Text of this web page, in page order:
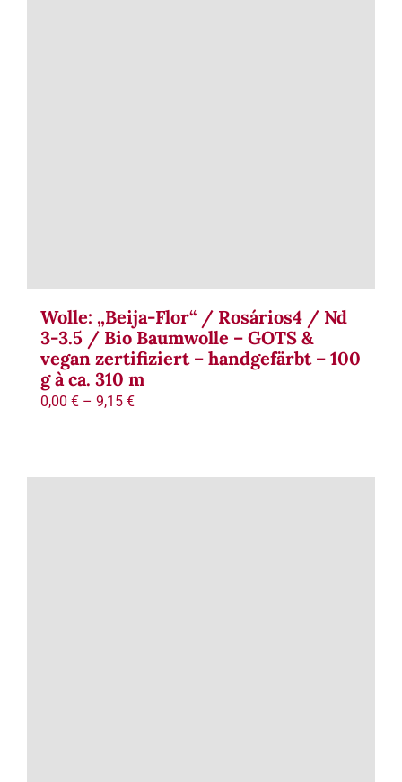
Wolle: „Beija-Flor“ / Rosários4 / Nd
3-3.5 / Bio Baumwolle – GOTS &
vegan zertifiziert – handgefärbt – 100
g à ca. 310 m
0,00 € – 9,15 €